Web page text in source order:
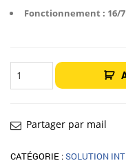
Fonctionnement : 16/7
quantité
de
55TR3DQ
Partager par mail
CATÉGORIE :SOLUTION